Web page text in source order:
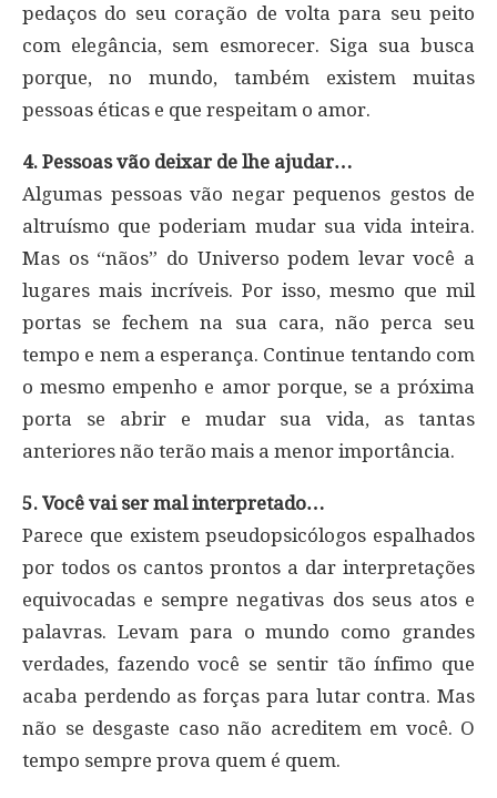
pedaços do seu coração de volta para seu peito
com elegância, sem esmorecer. Siga sua busca
porque, no mundo, também existem muitas
pessoas éticas e que respeitam o amor.
4. Pessoas vão deixar de lhe ajudar…
Algumas pessoas vão negar pequenos gestos de
altruísmo que poderiam mudar sua vida inteira.
Mas os “nãos” do Universo podem levar você a
lugares mais incríveis. Por isso, mesmo que mil
portas se fechem na sua cara, não perca seu
tempo e nem a esperança. Continue tentando com
o mesmo empenho e amor porque, se a próxima
porta se abrir e mudar sua vida, as tantas
anteriores não terão mais a menor importância.
5. Você vai ser mal interpretado…
Parece que existem pseudopsicólogos espalhados
por todos os cantos prontos a dar interpretações
equivocadas e sempre negativas dos seus atos e
palavras. Levam para o mundo como grandes
verdades, fazendo você se sentir tão ínfimo que
acaba perdendo as forças para lutar contra. Mas
não se desgaste caso não acreditem em você. O
tempo sempre prova quem é quem.